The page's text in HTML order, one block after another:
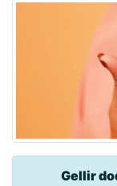
Gellir